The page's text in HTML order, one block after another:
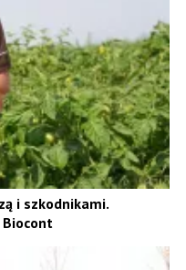
i szkodnikami.
Biocont